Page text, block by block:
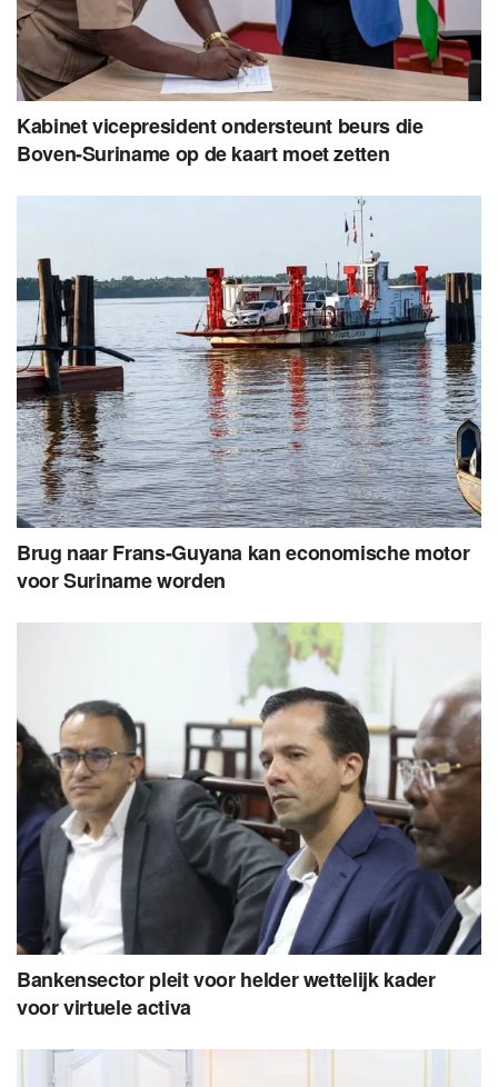
Kabinet vicepresident ondersteunt beurs die
Boven-Suriname op de kaart moet zetten
Brug naar Frans-Guyana kan economische motor
voor Suriname worden
Bankensector pleit voor helder wettelijk kader
voor virtuele activa